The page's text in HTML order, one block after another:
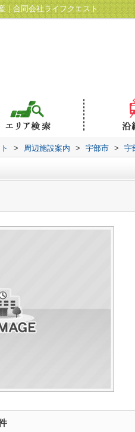
｜合同会社ライフクエスト
> 周辺施設案内 > 宇部市 > 宇